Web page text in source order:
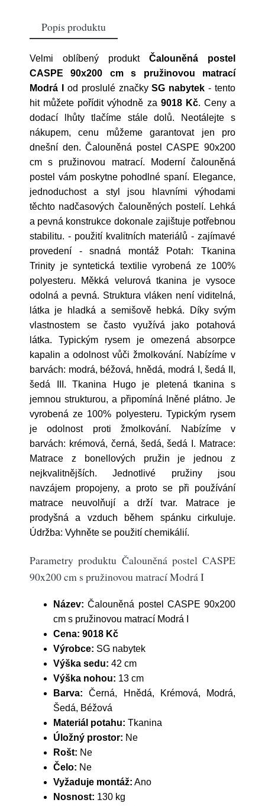
Popis produktu
Velmi oblíbený produkt Čalouněná postel
CASPE 90x200 cm s pružinovou matrací
Modrá I
od proslulé značkySG nabytek - tento
hit můžete pořídit výhodně za 9018 Kč. Ceny a
dodací lhůty tlačíme stále dolů. Neotálejte s
nákupem, cenu můžeme garantovat jen pro
dnešní den. Čalouněná postel CASPE 90x200
cm s pružinovou matrací. Moderní čalouněná
postel vám poskytne pohodlné spaní. Elegance,
jednoduchost a styl jsou hlavními výhodami
těchto nadčasových čalouněných postelí. Lehká
a pevná konstrukce dokonale zajištuje potřebnou
stabilitu. - použití kvalitních materiálů - zajímavé
provedení - snadná montáž Potah: Tkanina
Trinity je syntetická textilie vyrobená ze 100%
polyesteru. Měkká velurová tkanina je vysoce
odolná a pevná. Struktura vláken není viditelná,
látka je hladká a semišově hebká. Díky svým
vlastnostem se často využívá jako potahová
látka. Typickým rysem je omezená absorpce
kapalin a odolnost vůči žmolkování. Nabízíme v
barvách: modrá, béžová, hnědá, modrá I, šedá II,
šedá III. Tkanina Hugo je pletená tkanina s
jemnou strukturou, a připomíná lněné plátno. Je
vyrobená ze 100% polyesteru. Typickým rysem
je odolnost proti žmolkování. Nabízíme v
barvách: krémová, černá, šedá, šedá I. Matrace:
Matrace z bonellových pružin je jednou z
nejkvalitnějších. Jednotlivé pružiny jsou
navzájem propojeny, a proto se při používání
matrace neuvolňují a drží tvar. Matrace je
prodyšná a vzduch během spánku cirkuluje.
Údržba: Vyhněte se použití chemikálií.
Parametry produktu Čalouněná postel CASPE
90x200 cm s pružinovou matrací Modrá I
Název: Čalouněná postel CASPE 90x200
cm s pružinovou matrací Modrá I
Cena: 9018 Kč
Výrobce: SG nabytek
Výška sedu: 42 cm
Výška nohou: 13 cm
Barva: Černá, Hnědá, Krémová, Modrá,
Šedá, Béžová
Materiál potahu: Tkanina
Úložný prostor: Ne
Rošt: Ne
Čelo: Ne
Vyžaduje montáž: Ano
Nosnost: 130 kg